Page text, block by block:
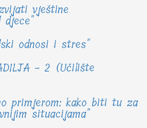
vještine
djece"
odnosi i stres"
- 2 (Učilište
primjerom: kako biti tu za
situacijama"